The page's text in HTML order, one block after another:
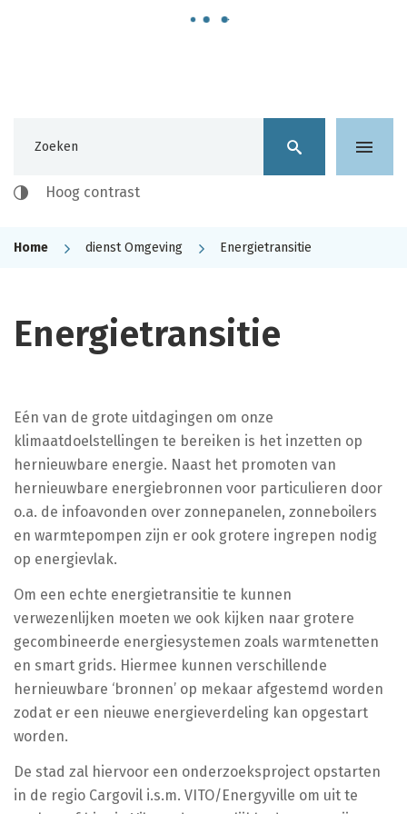
Waarmee
Hoog contrast
Home dienst Omgeving Energietransitie
Energietransitie
Eén van de grote uitdagingen om onze
klimaatdoelstellingen te bereiken is het inzetten op
hernieuwbare energie. Naast het promoten van
hernieuwbare energiebronnen voor particulieren door
o.a. de infoavonden over zonnepanelen, zonneboilers
en warmtepompen zijn er ook grotere ingrepen nodig
op energievlak.
Om een echte energietransitie te kunnen
verwezenlijken moeten we ook kijken naar grotere
gecombineerde energiesystemen zoals warmtenetten
en smart grids. Hiermee kunnen verschillende
hernieuwbare ‘bronnen’ op mekaar afgestemd worden
zodat er een nieuwe energieverdeling kan opgestart
worden.
De stad zal hiervoor een onderzoeksproject opstarten
in de regio Cargovil i.s.m. VITO/Energyville om uit te